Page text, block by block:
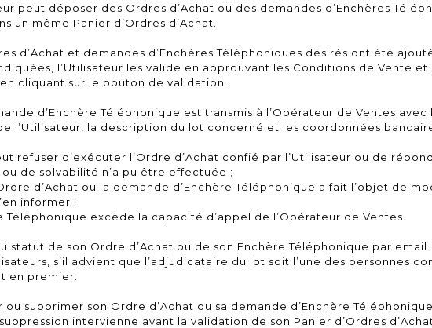
peut déposer des Ordres d’Achat ou des demandes d’Enchères
un même Panier d’Ordres d’Achat.
d’Achat et demandes d’Enchères Téléphoniques désirés ont été
l’Utilisateur les valide en approuvant les Conditions de Vente
cliquant sur le bouton de validation.
d’Enchère Téléphonique est transmis à l’Opérateur de Ventes
l’Utilisateur, la description du lot concerné et les coordonnées
refuser d’exécuter l’Ordre d’Achat confié par l’Utilisateur ou de
de solvabilité n’a pu être effectuée ;
d’Achat ou la demande d’Enchère Téléphonique a fait l’objet de
informer ;
Téléphonique excède la capacité d’appel de l’Opérateur de Ventes.
statut de son Ordre d’Achat ou de son Enchère Téléphonique par
s’il advient que l’adjudicataire du lot soit l’une des personnes
en premier.
ou supprimer son Ordre d’Achat ou sa demande d’Enchère
intervienne avant la validation de son Panier d’Ordres